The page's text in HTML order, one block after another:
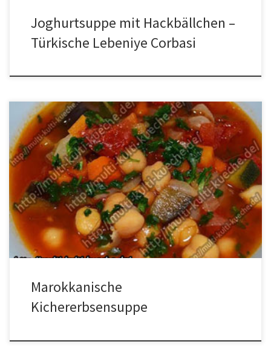
Joghurtsuppe mit Hackbällchen –
Türkische Lebeniye Corbasi
Zutaten für Marokkanische Kichererbsensuppe 2 Zwiebeln2
Knoblauchzehenetwas Öl170g Karotten150g Zucchini150g
Auberginen480g Kichererbsen400g Dose gehackte Tomatenetwas
Petersilie1 Tl. Tali Biber Salcasi (Paprikamark)1,2 L
GemüsebrüheSalz, Koriander, Kümmel Zubereitung für
Marokkanische Kichererbsensuppe Das Gemüse schälen, klein
schneiden und den Knoblauch pressen. Etwas Öl in einen Topf
geben, die Zwiebeln und den Knoblauch darin […]
Marokkanische
Kichererbsensuppe